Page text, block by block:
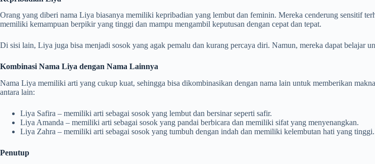
Orang yang diberi nama Liya biasanya memiliki kepribadian yang lembut dan feminin. Mereka cenderung sensitif
memiliki kemampuan berpikir yang tinggi dan mampu mengambil keputusan dengan cepat dan tepat.
Di sisi lain, Liya juga bisa menjadi sosok yang agak pemalu dan kurang percaya diri. Namun, mereka dapat belajar
Kombinasi Nama Liya dengan Nama Lainnya
Nama Liya memiliki arti yang cukup kuat, sehingga bisa dikombinasikan dengan nama lain untuk memberikan
antara lain:
Liya Safira – memiliki arti sebagai sosok yang lembut dan bersinar seperti safir.
Liya Amanda – memiliki arti sebagai sosok yang pandai berbicara dan memiliki sifat yang menyenangkan.
Liya Zahra – memiliki arti sebagai sosok yang tumbuh dengan indah dan memiliki kelembutan hati yang tinggi.
Penutup